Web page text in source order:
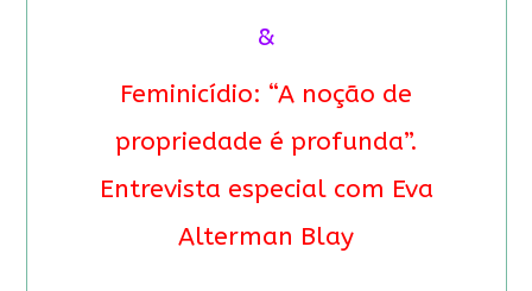
&
Feminicídio: “A noção de
propriedade é profunda”.
Entrevista especial com Eva
Alterman Blay